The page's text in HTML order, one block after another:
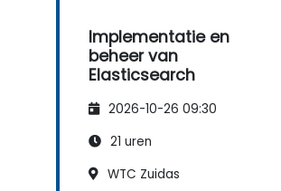
Implementatie en
beheer van
Elasticsearch
2026-10-26 09:30
21 uren
WTC Zuidas